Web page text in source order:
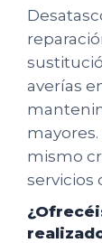
averías
mismo
servicios